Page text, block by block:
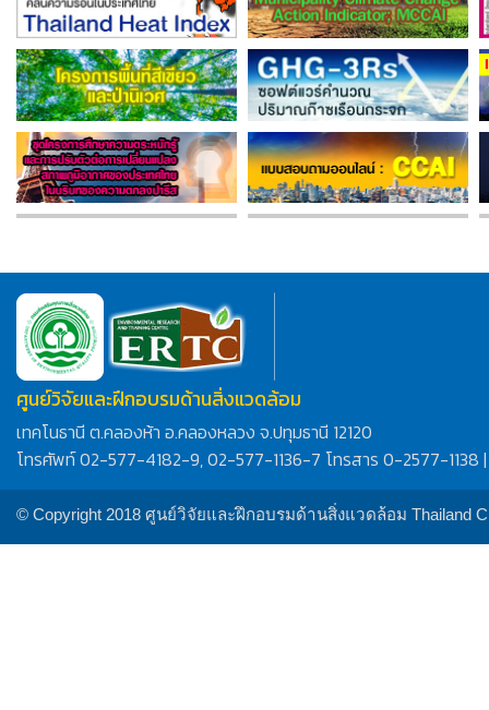
ศูนย์วิจัยและฝึกอบรมด้านสิ่งแวดล้อม
เทคโนธานี ต.คลองห้า อ.คลองหลวง จ.ปทุมธานี 12120
โทรศัพท์ 02-577-4182-9, 02-577-1136-7 โทรสาร 0-2577-1138
© Copyright 2018 ศูนย์วิจัยและฝึกอบรมด้านสิ่งแวดล้อม Thailand